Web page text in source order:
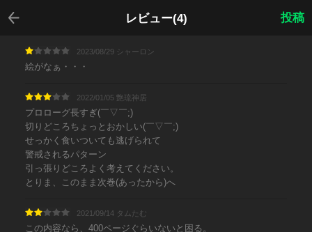
レビュー(4)
戻る
投稿
2023/08/29 シャーロン
絵がなぁ・・・
2022/01/05 艶琉神居
プロローグ長すぎ(￣▽￣;)
切りどころちょっとおかしい(￣▽￣;)
せっかく食いついても逃げられて
警戒されるパターン
引っ張りどころよく考えてください。
とりま、このまま次巻(あったから)へ
2021/09/14 タムたむ
この内容なら、400ページぐらいないと困る。